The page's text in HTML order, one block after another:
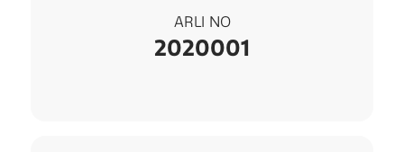
ARLI NO
2020001